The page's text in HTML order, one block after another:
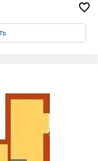
